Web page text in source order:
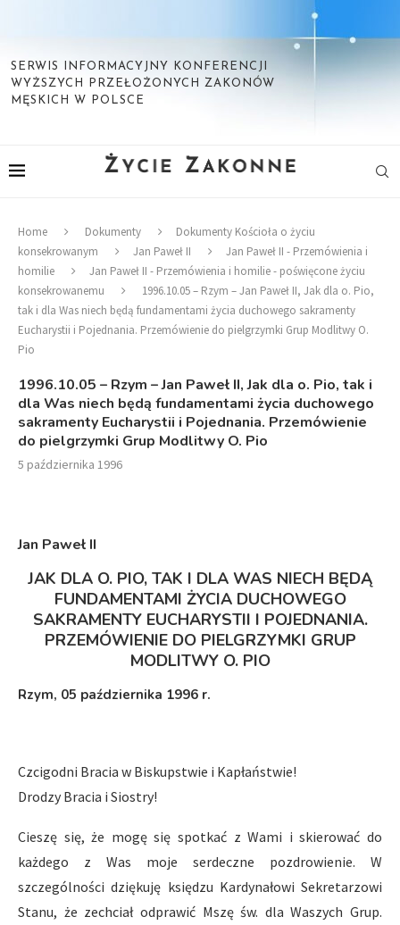
SERWIS INFORMACYJNY KONFERENCJI
WYŻSZYCH PRZEŁOŻONYCH ZAKONÓW
MĘSKICH W POLSCE
Home Dokumenty
Dokumenty Kościoła o życiu
konsekrowanym
Jan Paweł II
Jan Paweł II - Przemówienia i
homilie
Jan Paweł II - Przemówienia i homilie - poświęcone życiu
konsekrowanemu
1996.10.05 – Rzym – Jan Paweł II, Jak dla o. Pio,
tak i dla Was niech będą fundamentami życia duchowego sakramenty
Eucharystii i Pojednania. Przemówienie do pielgrzymki Grup Modlitwy O.
Pio
1996.10.05 – Rzym – Jan Paweł II, Jak dla o. Pio, tak i
dla Was niech będą fundamentami życia duchowego
sakramenty Eucharystii i Pojednania. Przemówienie
do pielgrzymki Grup Modlitwy O. Pio
5 października 1996
Jan Paweł II
JAK DLA O. PIO, TAK I DLA WAS NIECH BĘDĄ
FUNDAMENTAMI ŻYCIA DUCHOWEGO
SAKRAMENTY EUCHARYSTII I POJEDNANIA.
PRZEMÓWIENIE DO PIELGRZYMKI GRUP
MODLITWY O. PIO
Rzym, 05 października 1996 r.
Czcigodni Bracia w Biskupstwie i Kapłaństwie!
Drodzy Bracia i Siostry!
Cieszę się, że mogę się spotkać z Wami i skierować do
każdego z Was moje serdeczne pozdrowienie. W
szczególności dziękuję księdzu Kardynałowi Sekretarzowi
Stanu, że zechciał odprawić Mszę św. dla Waszych Grup.